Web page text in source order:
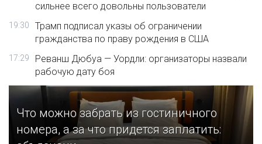
сильнее всего довольны пользователи
19:30
Трамп подписал указы об ограничении
гражданства по праву рождения в США
17:29
Реванш Дюбуа — Уордли: организаторы назвали
рабочую дату боя
Что можно забрать из гостиничного
номера, а за что придется заплатить: